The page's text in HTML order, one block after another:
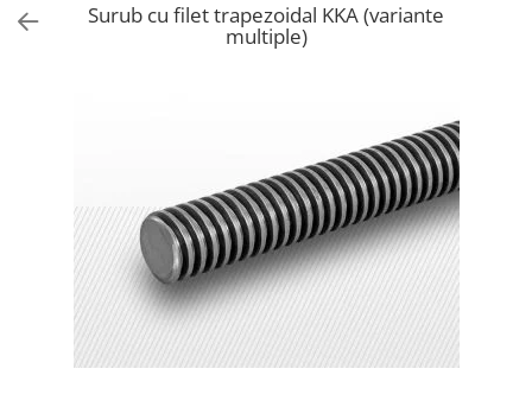
ASA
MULTIMATERIAL
Surub cu filet trapezoidal KKA (variante
multiple)